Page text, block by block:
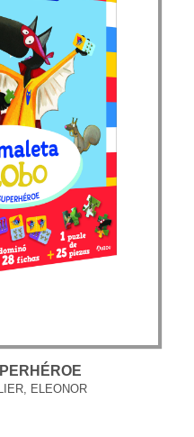
ELEONOR